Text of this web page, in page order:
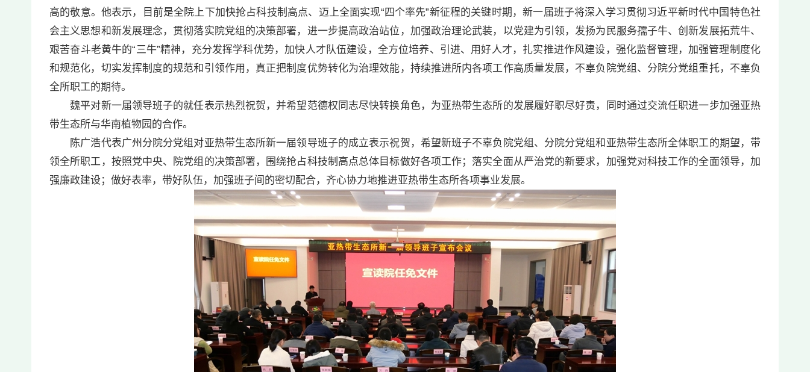
高的敬意。他表示，目前是全院上下加快抢占科技制高点、迈上全面实现“四个率先”新征程的关键时期，新一届班子将深入学习贯彻习近平新时代中国特色社
会主义思想和新发展理念，贯彻落实院党组的决策部署，进一步提高政治站位，加强政治理论武装，以党建为引领，发扬为民服务孺子牛、创新发展拓荒牛、
艰苦奋斗老黄牛的“三牛”精神，充分发挥学科优势，加快人才队伍建设，全方位培养、引进、用好人才，扎实推进作风建设，强化监督管理，加强管理制度化
和规范化，切实发挥制度的规范和引领作用，真正把制度优势转化为治理效能，持续推进所内各项工作高质量发展，不辜负院党组、分院分党组重托，不辜负
全所职工的期待。
魏平对新一届领导班子的就任表示热烈祝贺，并希望范德权同志尽快转换角色，为亚热带生态所的发展履好职尽好责，同时通过交流任职进一步加强亚热
带生态所与华南植物园的合作。
陈广浩代表广州分院分党组对亚热带生态所新一届领导班子的成立表示祝贺，希望新班子不辜负院党组、分院分党组和亚热带生态所全体职工的期望，带
领全所职工，按照党中央、院党组的决策部署，围绕抢占科技制高点总体目标做好各项工作；落实全面从严治党的新要求，加强党对科技工作的全面领导，加
强廉政建设；做好表率，带好队伍，加强班子间的密切配合，齐心协力地推进亚热带生态所各项事业发展。